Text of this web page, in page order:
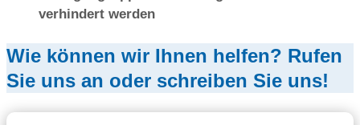
verhindert werden
Wie können wir Ihnen helfen? Rufen
Sie uns an oder schreiben Sie uns!